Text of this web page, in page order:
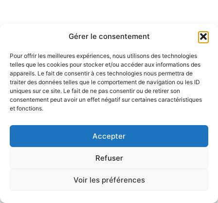
Gérer le consentement
Pour offrir les meilleures expériences, nous utilisons des technologies
telles que les cookies pour stocker et/ou accéder aux informations des
appareils. Le fait de consentir à ces technologies nous permettra de
traiter des données telles que le comportement de navigation ou les ID
uniques sur ce site. Le fait de ne pas consentir ou de retirer son
consentement peut avoir un effet négatif sur certaines caractéristiques
et fonctions.
Accepter
Refuser
Voir les préférences